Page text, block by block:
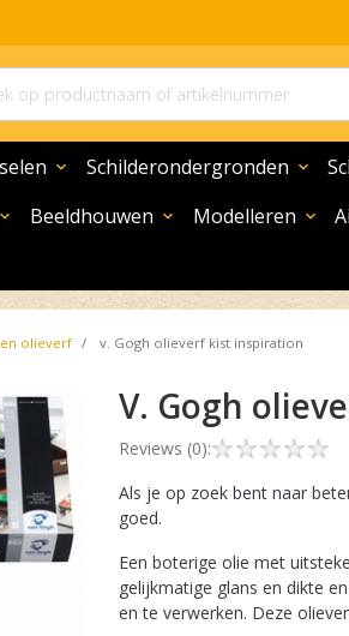
expand_more Schilderondergronden expand_more
expand_more Beeldhouwen expand_more Modelleren expand_more
olieverf v. Gogh olieverf kist inspiration
v. Gogh
Reviews (0):
Als je op zoek bent naar
goed.
Een boterige olie met
gelijkmatige glans en dikte
en te verwerken. Deze